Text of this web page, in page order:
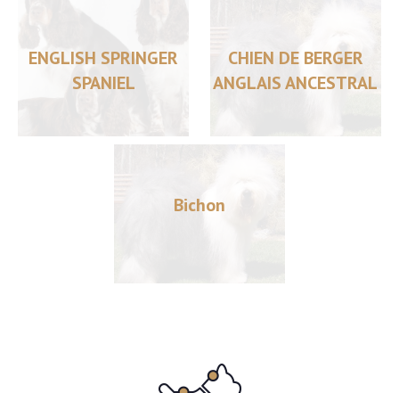
ENGLISH SPRINGER
SPANIEL
CHIEN DE BERGER
ANGLAIS ANCESTRAL
Bichon